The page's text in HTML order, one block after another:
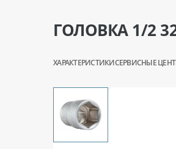
ГОЛОВКА 1/2
ХАРАКТЕРИСТИКИСЕРВИСНЫЕ